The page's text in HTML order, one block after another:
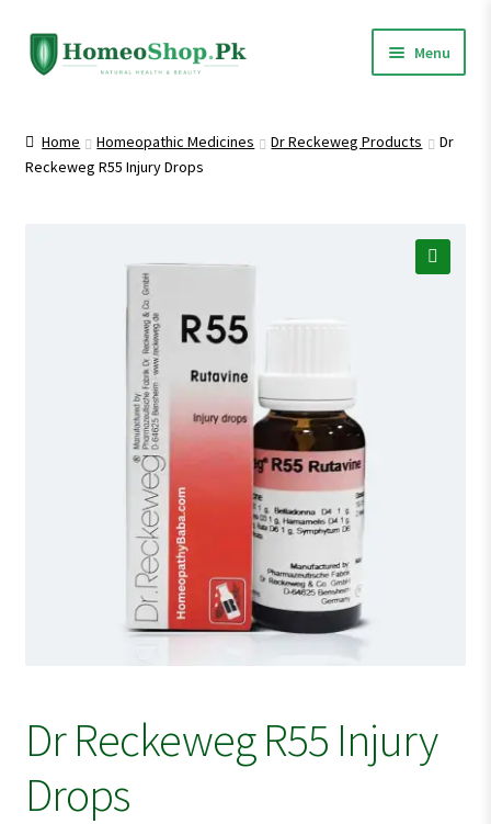
Skip
to
Skip
to
Menu
Shop All
Home Homeopathic Medicines Dr Reckeweg Products
Dr
Reckeweg R55 Injury Drops
Dr Reckeweg R55 Injury
Drops